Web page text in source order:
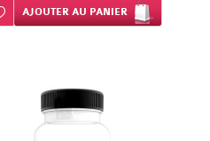
Ajouter à ma liste d’envie
AJOUTER AU PANIER